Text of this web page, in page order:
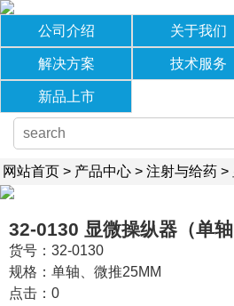
公司介绍 关于我们
解决方案 技术服务
新品上市
网站首页 > 产品中心 > 注射与给药 >
32-0130 显微操纵器（单轴
货号：​32-0130
规格：单轴、微推25MM
点击：0